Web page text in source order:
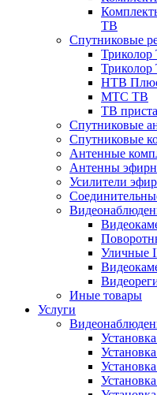
ТВ
Спутниковые
Триколор
Триколор
НТВ
МТС ТВ
ТВ
Спутниковые
Спутниковые
Антенные
Антенны
Усилители
Уличные
Иные товары
Услуги